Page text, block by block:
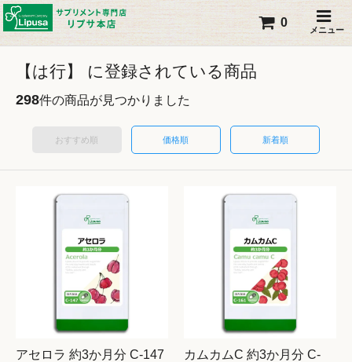
メニュー
0
【は行】 に登録されている商品
298件の商品が見つかりました
おすすめ順 価格順 新着順
アセロラ 約3か月分 C-147
カムカムC 約3か月分 C-